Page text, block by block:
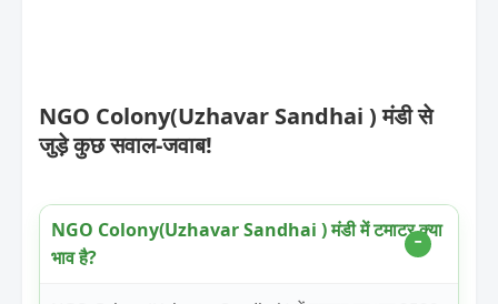
NGO Colony(Uzhavar Sandhai ) मंडी से
जुड़े कुछ सवाल-जवाब!
NGO Colony(Uzhavar Sandhai ) मंडी में टमाटर क्या
भाव है?